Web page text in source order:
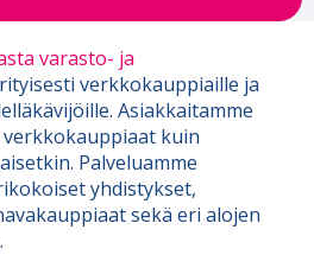
varasto- ja
verkkokauppiaille ja
Asiakkaitamme
kuin
Palveluamme
yhdistykset,
sekä eri alojen